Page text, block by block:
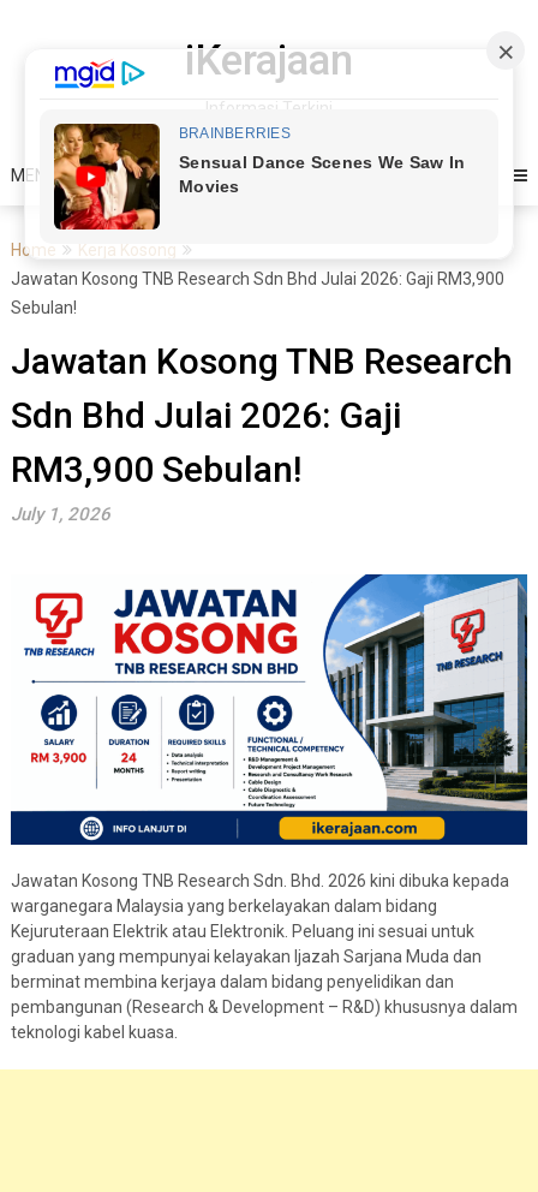
iKerajaan
Informasi Terkini
MENU
Home
Kerja Kosong
Jawatan Kosong TNB Research Sdn Bhd Julai 2026: Gaji RM3,900
Sebulan!
Jawatan Kosong TNB Research
Sdn Bhd Julai 2026: Gaji
RM3,900 Sebulan!
July 1, 2026
Jawatan Kosong TNB Research Sdn. Bhd. 2026 kini dibuka kepada
warganegara Malaysia yang berkelayakan dalam bidang
Kejuruteraan Elektrik atau Elektronik. Peluang ini sesuai untuk
graduan yang mempunyai kelayakan Ijazah Sarjana Muda dan
berminat membina kerjaya dalam bidang penyelidikan dan
pembangunan (Research & Development – R&D) khususnya dalam
teknologi kabel kuasa.